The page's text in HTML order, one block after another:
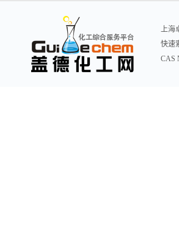
上海
快速
CAS